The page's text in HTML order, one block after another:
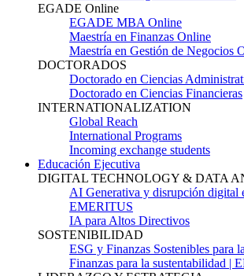
EGADE Online
EGADE MBA Online
Maestría en Finanzas Online
Maestría en Gestión de Negocios
DOCTORADOS
Doctorado en Ciencias
Doctorado en Ciencias Financieras
INTERNATIONALIZATION
Global Reach
International Programs
Incoming exchange students
Educación Ejecutiva
DIGITAL TECHNOLOGY & DATA
AI Generativa y disrupción digital
EMERITUS
IA para Altos Directivos
SOSTENIBILIDAD
ESG y Finanzas Sostenibles para
Finanzas para la sustentabilidad |